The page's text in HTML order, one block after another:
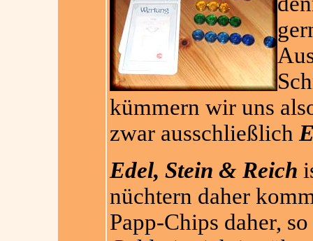
kümmern wir uns
zwar ausschließlich
Edel, Stein & Reich
nüchtern daher
Papp-Chips daher,